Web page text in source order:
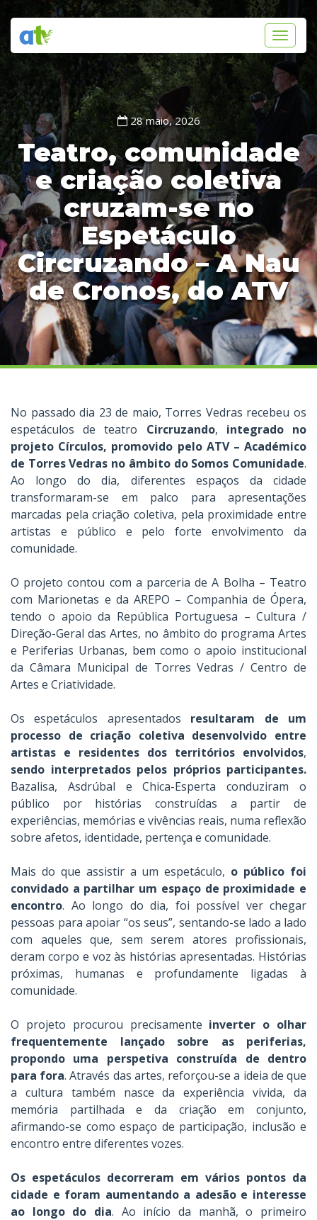
Toggle
28 maio, 2026
Teatro, comunidade
e criação coletiva
cruzam-se no
Espetáculo
Circruzando – A Nau
de Cronos, do ATV
No passado dia 23 de maio, Torres Vedras recebeu os
espetáculos de teatro Circruzando, integrado no
projeto Círculos, promovido pelo ATV – Académico
de Torres Vedras no âmbito do Somos Comunidade.
Ao longo do dia, diferentes espaços da cidade
transformaram-se em palco para apresentações
marcadas pela criação coletiva, pela proximidade entre
artistas e público e pelo forte envolvimento da
comunidade.
O projeto contou com a parceria de A Bolha – Teatro
com Marionetas e da AREPO – Companhia de Ópera,
tendo o apoio da República Portuguesa – Cultura /
Direção-Geral das Artes, no âmbito do programa Artes
e Periferias Urbanas, bem como o apoio institucional
da Câmara Municipal de Torres Vedras / Centro de
Artes e Criatividade.
Os espetáculos apresentados resultaram de um
processo de criação coletiva desenvolvido entre
artistas e residentes dos territórios envolvidos,
sendo interpretados pelos próprios participantes.
Bazalisa, Asdrúbal e Chica-Esperta conduziram o
público por histórias construídas a partir de
experiências, memórias e vivências reais, numa reflexão
sobre afetos, identidade, pertença e comunidade.
Mais do que assistir a um espetáculo, o público foi
convidado a partilhar um espaço de proximidade e
encontro. Ao longo do dia, foi possível ver chegar
pessoas para apoiar “os seus”, sentando-se lado a lado
com aqueles que, sem serem atores profissionais,
deram corpo e voz às histórias apresentadas. Histórias
próximas, humanas e profundamente ligadas à
comunidade.
O projeto procurou precisamente inverter o olhar
frequentemente lançado sobre as periferias,
propondo uma perspetiva construída de dentro
para fora. Através das artes, reforçou-se a ideia de que
a cultura também nasce da experiência vivida, da
memória partilhada e da criação em conjunto,
afirmando-se como espaço de participação, inclusão e
encontro entre diferentes vozes.
Os espetáculos decorreram em vários pontos da
cidade e foram aumentando a adesão e interesse
ao longo do dia. Ao início da manhã, o primeiro